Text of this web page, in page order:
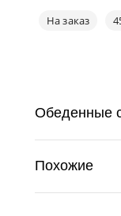
На заказ
Обеденные
Похожие